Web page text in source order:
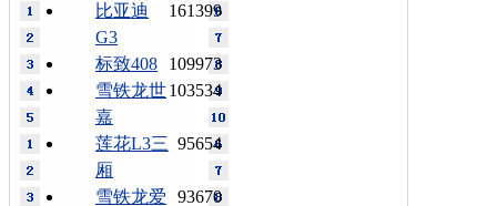
161399
比亚迪
G3
109973
标致408
103534
雪铁龙世
嘉
95654
莲花L3三
厢
93670
雪铁龙爱